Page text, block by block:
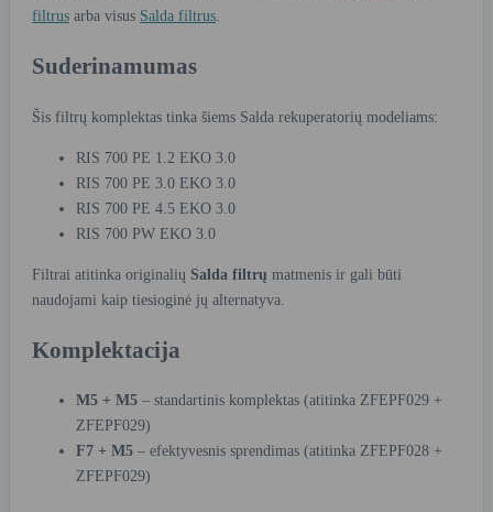
filtrus arba visus Salda filtrus
Suderinamumas
Šis filtrų komplektas tinka šiems Salda rekuperatorių modeliams:
RIS 700 PE 1.2 EKO 3.0
RIS 700 PE 3.0 EKO 3.0
RIS 700 PE 4.5 EKO 3.0
RIS 700 PW EKO 3.0
Filtrai atitinka originalių Salda filtrų matmenis ir gali būti
naudojami kaip tiesioginė jų alternatyva.
Komplektacija
M5 + M5 – standartinis komplektas (atitinka ZFEPF029 +
ZFEPF029)
F7 + M5 – efektyvesnis sprendimas (atitinka ZFEPF028 +
ZFEPF029)